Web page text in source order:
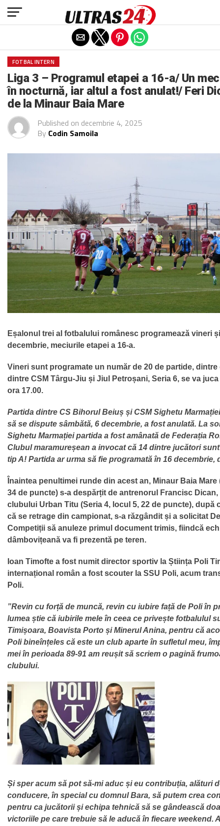
FOTBAL INTERN
Liga 3 – Programul etapei a 16-a/ Un
în nocturnă, iar altul a fost anulat!/ Feri
de la Minaur Baia Mare
Published on decembrie 4, 2025
By Codin Samoila
Eșalonul trei al fotbalului românesc programează vineri
decembrie, meciurile etapei a 16-a.
Vineri sunt programate un număr de 20 de partide, dintre
dintre CSM Târgu-Jiu și Jiul Petroșani, Seria 6, se va
ora 17.00.
Partida dintre CS Bihorul Beiuș și CSM Sighetu
să se dispute sâmbătă, 6 decembrie, a fost anulată. La
Sighetu Marmației partida a fost amânată de Federația
Clubul maramureșean a invocat că 14 dintre jucători
tip A! Partida ar urma să fie programată în 16 decembrie,
Înaintea penultimei runde din acest an, Minaur Baia Mare
34 de puncte) s-a despărțit de antrenorul Francisc
clubului Urban Titu (Seria 4, locul 5, 22 de puncte), după
că se retrage din campionat, s-a răzgândit și a solicitat
Competiții să anuleze primul document trimis, fiindcă
dâmbovițeană va fi prezentă pe teren.
Ioan Timofte a fost numit director sportiv la Știința Poli
internațional român a fost scouter la SSU Poli, acum
Poli.
”Revin cu forță de muncă, revin cu iubire față de Poli în
lumea știe că iubirile mele în ceea ce privește fotbalulul
Timișoara, Boavista Porto și Minerul Anina, pentru că
Poli bineînțeles că este un club aparte în sufletul meu,
mei în perioada 89-91 am reușit să scriem o pagină
clubului.
Și sper acum să pot să-mi aduc și eu contribuția, alături
conducere, în special cu domnul Bara, să putem crea
pentru ca jucătorii și echipa tehnică să se gândească
victoriile pe care trebuie să le aducă în fiecare weekend.
Exit mobile version